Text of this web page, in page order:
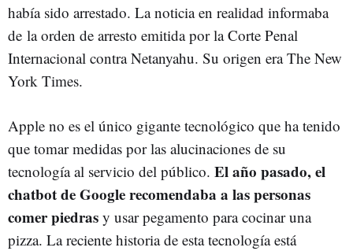
había sido arrestado. La noticia en realidad informaba
de la orden de arresto emitida por la Corte Penal
Internacional contra Netanyahu. Su origen era The New
York Times.
Apple no es el único gigante tecnológico que ha tenido
que tomar medidas por las alucinaciones de su
tecnología al servicio del público. El año pasado, el
chatbot de Google recomendaba a las personas
comer piedras y usar pegamento para cocinar una
pizza. La reciente historia de esta tecnología está